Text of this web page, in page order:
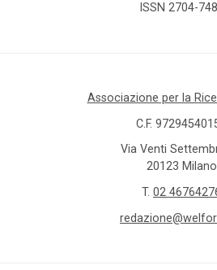
ISSN 2704-
Associazione per la
C.F.
Via Venti
20123 Milano
T. 02